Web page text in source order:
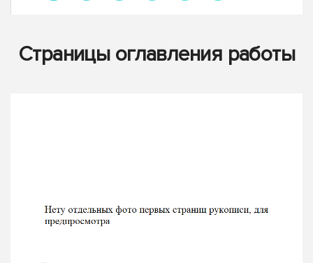
Страницы оглавления работы